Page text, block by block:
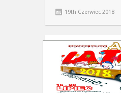
19th Czerwiec 2018